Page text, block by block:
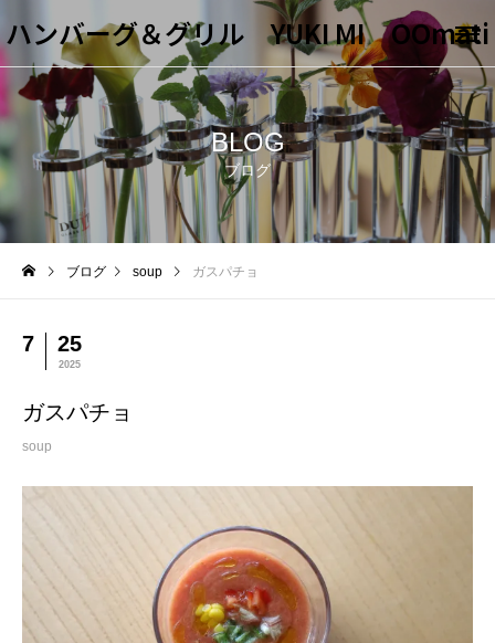
ハンバーグ＆グリル YUKI MI OOmati
BLOG
ブログ
ブログ soup ガスパチョ
7 25
2025
ガスパチョ
soup